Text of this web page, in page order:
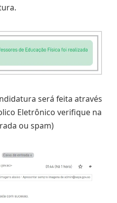
será feita através
Eletrônico verifique na
ou spam)